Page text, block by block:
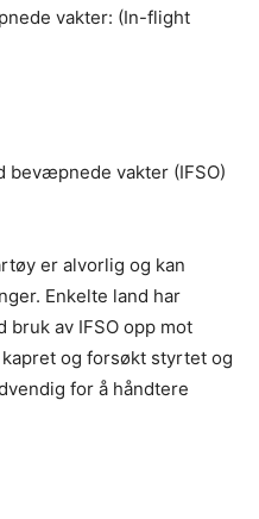
vakter: (In-flight
bevæpnede vakter (IFSO)
er alvorlig og kan
Enkelte land har
av IFSO opp mot
og forsøkt styrtet og
for å håndtere